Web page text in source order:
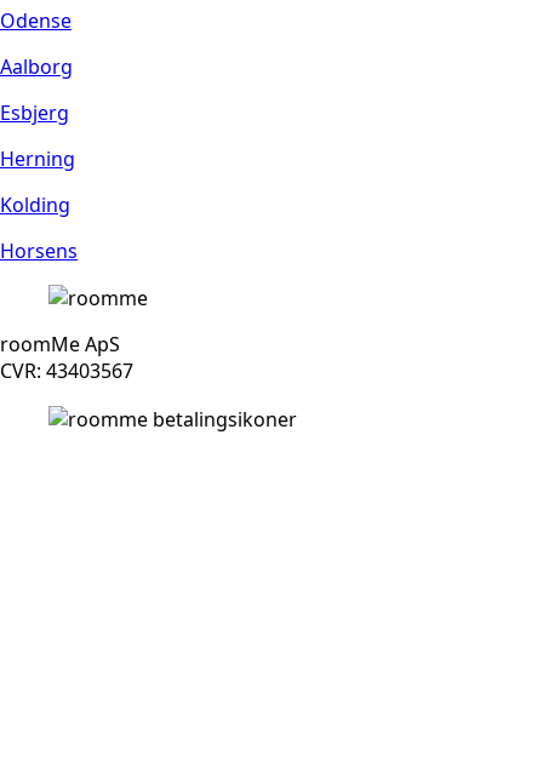
Odense
Aalborg
Esbjerg
Herning
Kolding
Horsens
roomMe ApS
CVR: 43403567